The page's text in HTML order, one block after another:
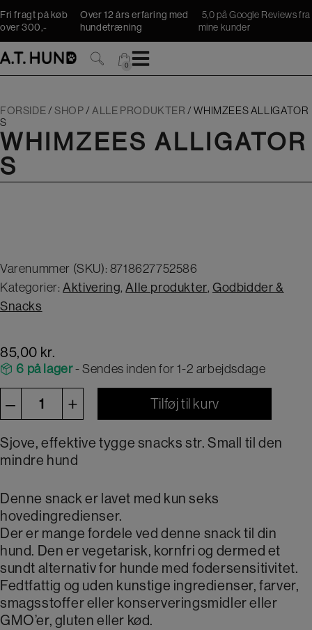
Hop
til
indholdet
Fri fragt på køb
over 300,-
Over 12 års erfaring med
hundetræning
5,0 på Google Reviews fra
mine kunder
0
0
FORSIDE/SHOP/ALLE PRODUKTER /WHIMZEES ALLIGATOR
S
WHIMZEES ALLIGATOR
S
Varenummer (SKU): 8718627752586
Kategorier:Aktivering,Alle produkter,Godbidder &
Snacks
85,00 kr.
6 på lager- Sendes inden for 1-2 arbejdsdage
–
Whimzees
Alligator
S
antal
+ Tilføj til kurv
Sjove, effektive tygge snacks str. Small til den
mindre hund
Denne snack er lavet med kun seks
hovedingredienser.
Der er mange fordele ved denne snack til din
hund. Den er vegetarisk, kornfri og dermed et
sundt alternativ for hunde med fodersensitivitet.
Fedtfattig og uden kunstige ingredienser, farver,
smagsstoffer eller konserveringsmidler eller
GMO’er, gluten eller kød.